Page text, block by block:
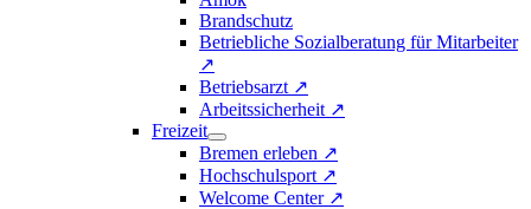
Brandschutz
Betriebliche Sozialberatung für Mitarbeiter
↗
Betriebsarzt ↗
Arbeitssicherheit ↗
Freizeit
Bremen erleben ↗
Hochschulsport ↗
Welcome Center ↗